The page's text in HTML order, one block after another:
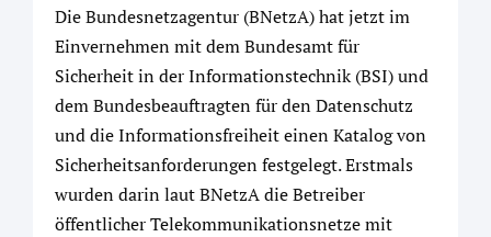
Die Bundesnetzagentur (BNetzA) hat jetzt im
Einvernehmen mit dem Bundesamt für
Sicherheit in der Informationstechnik (BSI) und
dem Bundesbeauftragten für den Datenschutz
und die Informationsfreiheit einen Katalog von
Sicherheitsanforderungen festgelegt. Erstmals
wurden darin laut BNetzA die Betreiber
öffentlicher Telekommunikationsnetze mit